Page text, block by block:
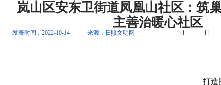
岚山区安东卫街道凤凰山社区：筑
主善治暖心社区
发表时间：2022-10-14 来源：日照文明网 [] []
打造民